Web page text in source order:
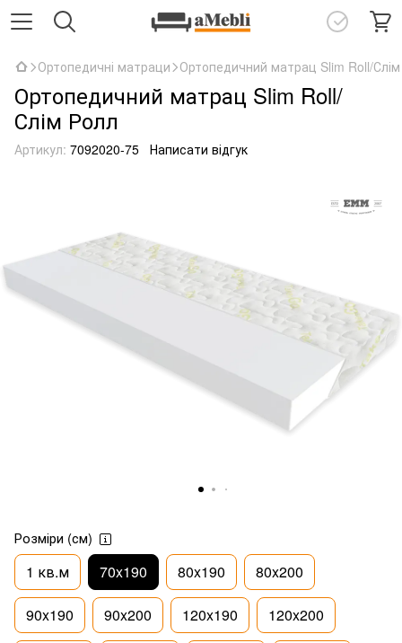
Ортопедичні матраци Ортопедичний матрац Slim Roll/
Ортопедичний матрац Slim Roll/
Слім Ролл
Артикул: 7092020-75 Написати відгук
Розміри (см)
1 кв.м 70x190 80x190 80x200
90x190 90x200 120x190 120x200